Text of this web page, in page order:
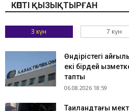
КӨПТІ ҚЫЗЫҚТЫРҒАН
3 күн 7 күн
Өндірістегі
екі бірдей
тапты
06.08.2026 18:59
Таиландтағы